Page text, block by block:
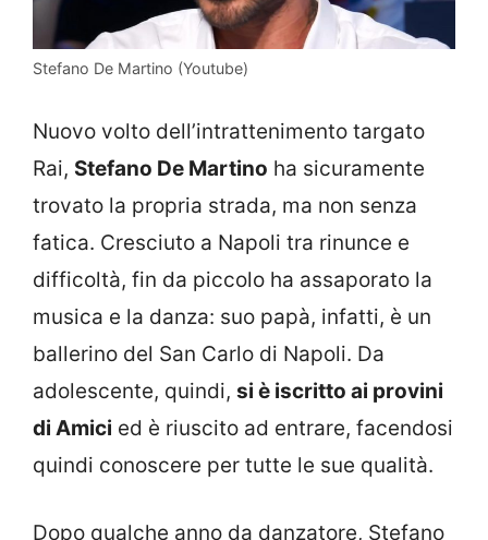
Stefano De Martino (Youtube)
Nuovo volto dell’intrattenimento targato
Rai, Stefano De Martino ha sicuramente
trovato la propria strada, ma non senza
fatica. Cresciuto a Napoli tra rinunce e
difficoltà, fin da piccolo ha assaporato la
musica e la danza: suo papà, infatti, è un
ballerino del San Carlo di Napoli. Da
adolescente, quindi, si è iscritto ai provini
di Amici ed è riuscito ad entrare, facendosi
quindi conoscere per tutte le sue qualità.
Dopo qualche anno da danzatore, Stefano